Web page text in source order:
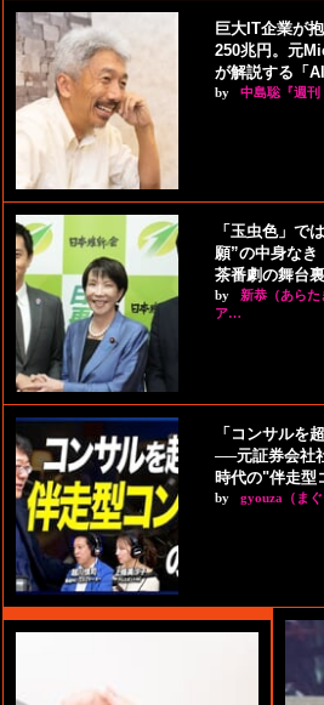
巨大IT企業が
250兆円。元
が解説する「
by 中島聡『週
「玉虫色」で
願”の中身なき
茶番劇の舞台裏
by
新恭（あらた
ア…
「コンサルを
──元証券会社
時代の"伴走型
by gyouza（まぐ